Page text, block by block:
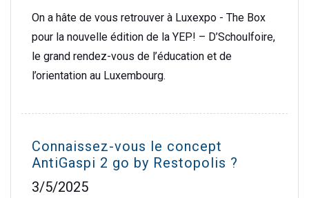
On a hâte de vous retrouver à Luxexpo - The Box
pour la nouvelle édition de la YEP! – D’Schoulfoire,
le grand rendez-vous de l’éducation et de
l’orientation au Luxembourg.
Connaissez-vous le concept
AntiGaspi 2 go by Restopolis ?
3/5/2025